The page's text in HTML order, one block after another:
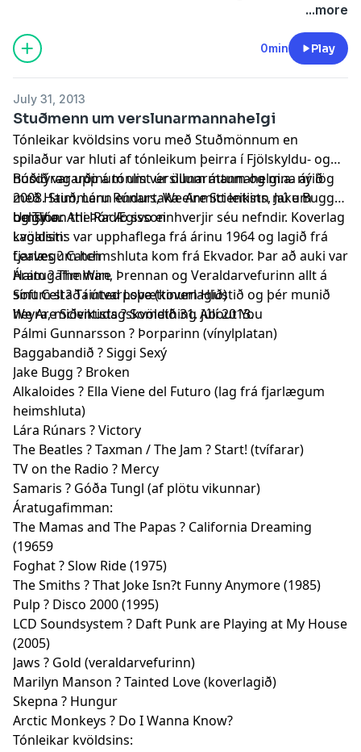
...more
0min Play
July 31, 2013
Stuðmenn um verslunarmannahelgi
Tónleikar kvöldsins voru með Stuðmönnum en
spilaður var hluti af tónleikum þeirra í Fjölskyldu- og
húsdýragarðinum um verslunarmannahelgina árið
2008. Stuðmenn endurtaka einmitt leikinn nú um
helgina.
Boðið var upp á tónlist úr öllum áttum og m.a. ný lög
með Haim, Láru Rúnars, We Are Scientists, Jake Bugg
og TV on the Radio svo einhverjir séu nefndir. Koverlag
kvöldsins var upphaflega frá árinu 1964 og lagið frá
fjarlægum heimshluta kom frá Ekvador. Þar að auki var
Áratugafimman, Þrennan og Veraldarvefurinn allt á
sínum stað í útvarpsþættinum Hlustið og þér munið
heyra, miðvikudagskvöldið 31. júlí 2013.
Umsjón: Atli Þór Ægisson
Lagalisti:
Leaves ? Catch
Haim ? The Wire
Soft Cell ? Tainted Love (koverlagið)
We Are Scientists ? Something About You
Pálmi Gunnarsson ? Þorparinn (vínylplatan)
Baggabandið ? Siggi Sexý
Jake Bugg ? Broken
Alkaloides ? Ella Viene del Futuro (lag frá fjarlægum
heimshluta)
Lára Rúnars ? Victory
The Beatles ? Taxman / The Jam ? Start! (tvífarar)
TV on the Radio ? Mercy
Samaris ? Góða Tungl (af plötu vikunnar)
Áratugafimman:
The Mamas and The Papas ? California Dreaming
(19659
Foghat ? Slow Ride (1975)
The Smiths ? That Joke Isn?t Funny Anymore (1985)
Pulp ? Disco 2000 (1995)
LCD Soundsystem ? Daft Punk are Playing at My House
(2005)
Jaws ? Gold (veraldarvefurinn)
Marilyn Manson ? Tainted Love (koverlagið)
Skepna ? Hungur
Arctic Monkeys ? Do I Wanna Know?
Tónleikar kvöldsins: